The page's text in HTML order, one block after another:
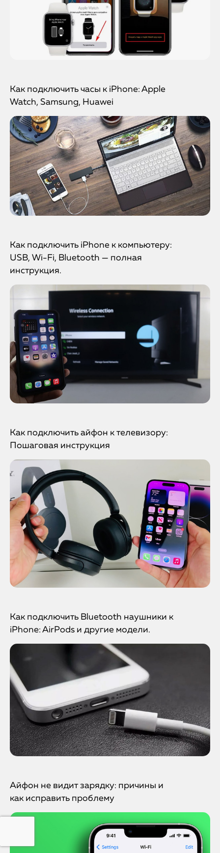
Как подключить часы к iPhone: Apple
Watch, Samsung, Huawei
Как подключить iPhone к компьютеру:
USB, Wi-Fi, Bluetooth — полная
инструкция.
Как подключить айфон к телевизору:
Пошаговая инструкция
Как подключить Bluetooth наушники к
iPhone: AirPods и другие модели.
Айфон не видит зарядку: причины и
как исправить проблему